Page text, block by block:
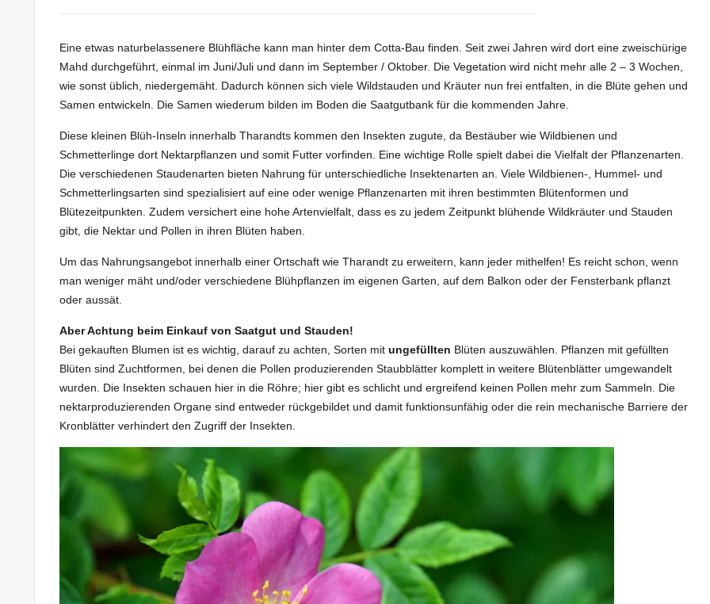
Eine etwas naturbelassenere Blühfläche kann man hinter dem Cotta-Bau finden. Seit zwei Jahren wird dort eine zweischürige
Mahd durchgeführt, einmal im Juni/Juli und dann im September / Oktober. Die Vegetation wird nicht mehr alle 2 – 3 Wochen,
wie sonst üblich, niedergemäht. Dadurch können sich viele Wildstauden und Kräuter nun frei entfalten, in die Blüte gehen und
Samen entwickeln. Die Samen wiederum bilden im Boden die Saatgutbank für die kommenden Jahre.
Diese kleinen Blüh-Inseln innerhalb Tharandts kommen den Insekten zugute, da Bestäuber wie Wildbienen und
Schmetterlinge dort Nektarpflanzen und somit Futter vorfinden. Eine wichtige Rolle spielt dabei die Vielfalt der Pflanzenarten.
Die verschiedenen Staudenarten bieten Nahrung für unterschiedliche Insektenarten an. Viele Wildbienen-, Hummel- und
Schmetterlingsarten sind spezialisiert auf eine oder wenige Pflanzenarten mit ihren bestimmten Blütenformen und
Blütezeitpunkten. Zudem versichert eine hohe Artenvielfalt, dass es zu jedem Zeitpunkt blühende Wildkräuter und Stauden
gibt, die Nektar und Pollen in ihren Blüten haben.
Um das Nahrungsangebot innerhalb einer Ortschaft wie Tharandt zu erweitern, kann jeder mithelfen! Es reicht schon, wenn
man weniger mäht und/oder verschiedene Blühpflanzen im eigenen Garten, auf dem Balkon oder der Fensterbank pflanzt
oder aussät.
Aber Achtung beim Einkauf von Saatgut und Stauden!
Bei gekauften Blumen ist es wichtig, darauf zu achten, Sorten mit ungefüllten Blüten auszuwählen. Pflanzen mit gefüllten
Blüten sind Zuchtformen, bei denen die Pollen produzierenden Staubblätter komplett in weitere Blütenblätter umgewandelt
wurden. Die Insekten schauen hier in die Röhre; hier gibt es schlicht und ergreifend keinen Pollen mehr zum Sammeln. Die
nektarproduzierenden Organe sind entweder rückgebildet und damit funktionsunfähig oder die rein mechanische Barriere der
Kronblätter verhindert den Zugriff der Insekten.